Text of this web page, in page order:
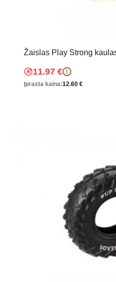
Žaislas Play Strong
11.97 € !
Įprasta kaina:12.60 €